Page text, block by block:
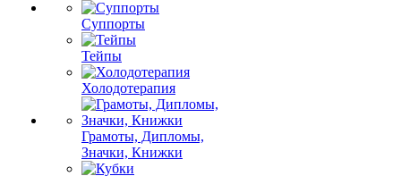
Суппорты
Тейпы
Холодотерапия
Грамоты, Дипломы,
Значки, Книжки